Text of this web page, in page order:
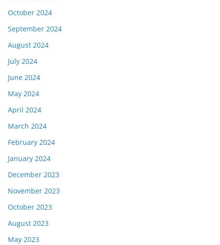
October 2024
September 2024
August 2024
July 2024
June 2024
May 2024
April 2024
March 2024
February 2024
January 2024
December 2023
November 2023
October 2023
August 2023
May 2023